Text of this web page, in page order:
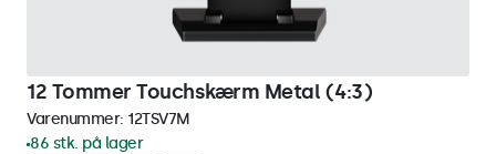
12 Tommer Touchskærm Metal (4:3)
Varenummer: 12TSV7M
86 stk. på lager